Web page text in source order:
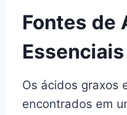
Fontes de
Essenciais
Os ácidos graxos
encontrados em